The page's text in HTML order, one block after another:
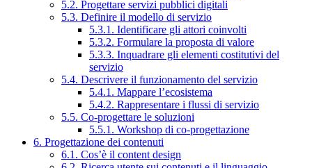
5.2. Progettare servizi pubblici digitali
5.3. Definire il modello di servizio
5.3.1. Identificare gli attori coinvolti
5.3.2. Formulare la proposta di valore
5.3.3. Inquadrare gli elementi costitutivi del
servizio
5.4. Descrivere il funzionamento del servizio
5.4.1. Mappare l’ecosistema
5.4.2. Rappresentare i flussi di servizio
5.5. Co-progettare le soluzioni
5.5.1. Workshop di co-progettazione
6. Progettazione dei contenuti
6.1. Cos’è il content design